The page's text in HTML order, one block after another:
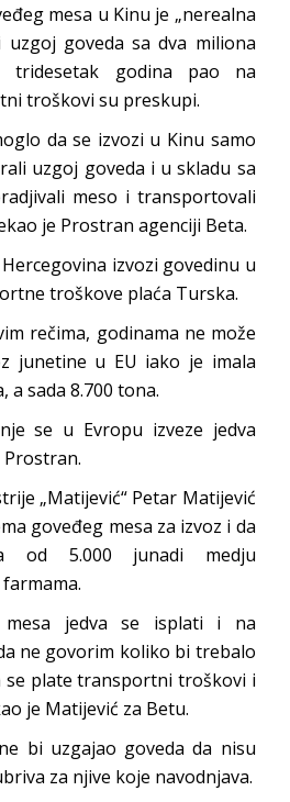
mesa u Kinu je „nerealna
goveda sa dva miliona
tridesetak godina pao na
troškovi su preskupi.
da se izvozi u Kinu samo
uzgoj goveda i u skladu sa
meso i transportovali
je Prostran agenciji Beta.
izvozi govedinu u
troškove plaća Turska.
rečima, godinama ne može
junetine u EU iako je imala
a sada 8.700 tona.
se u Evropu izveze jedva
Prostran.
„Matijević“ Petar Matijević
goveđeg mesa za izvoz i da
od 5.000 junadi medju
mesa jedva se isplati i na
ne govorim koliko bi trebalo
se plate transportni troškovi i
je Matijević za Betu.
bi uzgajao goveda da nisu
za njive koje navodnjava.